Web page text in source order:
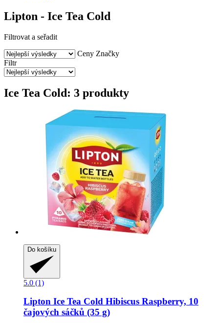
Lipton - Ice Tea Cold
Filtrovat a seřadit
Ceny Značky
Filtr
Ice Tea Cold: 3 produkty
Do košíku
5.0 (1)
Lipton Ice Tea Cold Hibiscus Raspberry, 10
čajových sáčků (35 g)